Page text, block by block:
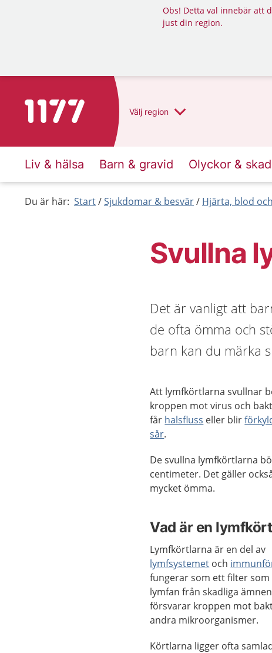
Obs! Detta val innebär att
just din region.
Till startsidan för 1177 Välj region
Liv & hälsa Barn & gravid Olyckor &
Du är här: Start Sjukdomar & besvär Hjärta, blod
Svullna
Det är vanligt att
de ofta ömma och
barn kan du märka
Att lymfkörtlarna svullnar
kroppen mot virus och
får halsfluss eller blir
sår.
De svullna lymfkörtlarna
centimeter. Det gäller
mycket ömma.
Vad är en
Lymfkörtlarna är en del av
lymfsystemet och
fungerar som ett filter
lymfan från skadliga
försvarar kroppen mot
andra mikroorganismer.
Körtlarna ligger ofta